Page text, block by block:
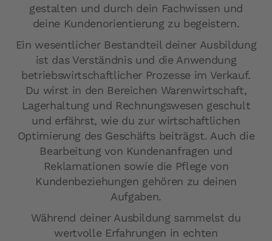
gestalten und durch dein Fachwissen und
deine Kundenorientierung zu begeistern.
Ein wesentlicher Bestandteil deiner Ausbildung
ist das Verständnis und die Anwendung
betriebswirtschaftlicher Prozesse im Verkauf.
Du wirst in den Bereichen Warenwirtschaft,
Lagerhaltung und Rechnungswesen geschult
und erfährst, wie du zur wirtschaftlichen
Optimierung des Geschäfts beiträgst. Auch die
Bearbeitung von Kundenanfragen und
Reklamationen sowie die Pflege von
Kundenbeziehungen gehören zu deinen
Aufgaben.
Während deiner Ausbildung sammelst du
wertvolle Erfahrungen in echten